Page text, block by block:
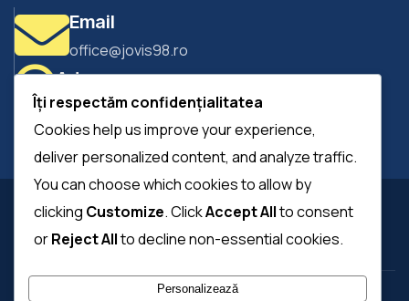
Email
office@jovis98.ro
Adresa
Bucuresti, Sectorul 1, Str. Gorunului, nr. 10
Îți respectăm confidențialitatea
Cookies help us improve your experience,
deliver personalized content, and analyze traffic.
You can choose which cookies to allow by
clicking Customize. ClickAccept Allto consent
orReject Allto decline non-essential cookies.
Personalizează